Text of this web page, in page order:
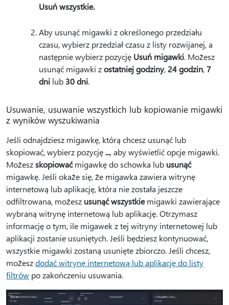
Usuń wszystkie.
Aby usunąć migawki z określonego przedziału
czasu, wybierz przedział czasu z listy rozwijanej, a
następnie wybierz pozycję Usuń migawki. Możesz
usunąć migawki zostatniej godziny, 24 godzin,7
dni lub 30 dni.
Usuwanie, usuwanie wszystkich lub kopiowanie migawki
z wyników wyszukiwania
Jeśli odnajdziesz migawkę, którą chcesz usunąć lub
skopiować, wybierz pozycję ..., aby wyświetlić opcje migawki.
Możeszskopiowaćmigawkę do schowka lub usunąć
migawkę. Jeśli okaże się, że migawka zawiera witrynę
internetową lub aplikację, która nie została jeszcze
odfiltrowana, możesz usunąć wszystkiemigawki zawierające
wybraną witrynę internetową lub aplikację. Otrzymasz
informację o tym, ile migawek z tej witryny internetowej lub
aplikacji zostanie usuniętych. Jeśli będziesz kontynuować,
wszystkie migawki zostaną usunięte zbiorczo. Jeśli chcesz,
możeszdodać witrynę internetową lub aplikację do listy
filtrów po zakończeniu usuwania.